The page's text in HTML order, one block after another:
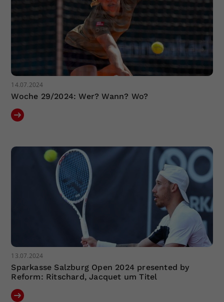
14.07.2024
Woche 29/2024: Wer? Wann? Wo?
13.07.2024
Sparkasse Salzburg Open 2024 presented by
Reform: Ritschard, Jacquet um Titel